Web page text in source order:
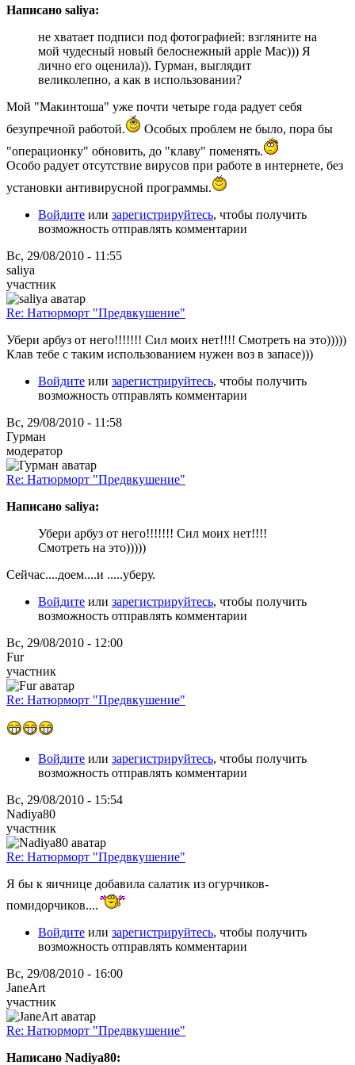
Написано saliya:
не хватает подписи под фотографией: взгляните на
мой чудесный новый белоснежный apple Mac))) Я
лично его оценила)). Гурман, выглядит
великолепно, а как в использовании?
Мой "Макинтоша" уже почти четыре года радует себя
безупречной работой.
Особых проблем не было, пора бы
"операционку" обновить, до "клаву" поменять.
Особо радует отсутствие вирусов при работе в интернете, без
установки антивирусной программы.
Войдите или зарегистрируйтесь, чтобы получить
возможность отправлять комментарии
Вс, 29/08/2010 - 11:55
saliya
участник
Re: Натюрморт "Предвкушение"
Убери арбуз от него!!!!!!! Сил моих нет!!!! Смотреть на это)))))
Клав тебе с таким использованием нужен воз в запасе)))
Войдите или зарегистрируйтесь, чтобы получить
возможность отправлять комментарии
Вс, 29/08/2010 - 11:58
Гурман
модератор
Re: Натюрморт "Предвкушение"
Написано saliya:
Убери арбуз от него!!!!!!! Сил моих нет!!!!
Смотреть на это)))))
Сейчас....доем....и .....уберу.
Войдите или зарегистрируйтесь, чтобы получить
возможность отправлять комментарии
Вс, 29/08/2010 - 12:00
Fur
участник
Re: Натюрморт "Предвкушение"
Войдите или зарегистрируйтесь, чтобы получить
возможность отправлять комментарии
Вс, 29/08/2010 - 15:54
Nadiya80
участник
Re: Натюрморт "Предвкушение"
Я бы к яичнице добавила салатик из огурчиков-
помидорчиков....
Войдите или зарегистрируйтесь, чтобы получить
возможность отправлять комментарии
Вс, 29/08/2010 - 16:00
JaneArt
участник
Re: Натюрморт "Предвкушение"
Написано Nadiya80: